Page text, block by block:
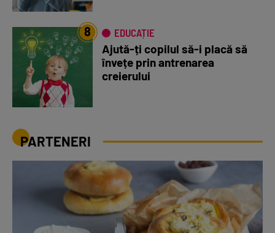
8 EDUCAȚIE
Ajută-ți copilul să-i placă să
învețe prin antrenarea
creierului
PARTENERI